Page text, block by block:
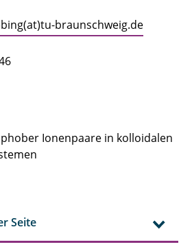
braunschweig.de
Ionenpaare in kolloidalen
Seite